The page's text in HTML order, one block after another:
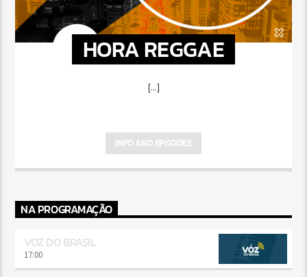
HORA REGGAE
[...]
INFO AND EPISODES
NA PROGRAMAÇÃO
VOZ DO BRASIL
17:00